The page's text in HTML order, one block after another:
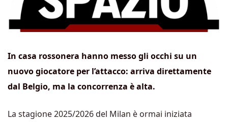
In casa rossonera hanno messo gli occhi su un
nuovo giocatore per l’attacco: arriva direttamente
dal Belgio, ma la concorrenza è alta.
La stagione 2025/2026 del Milan è ormai iniziata